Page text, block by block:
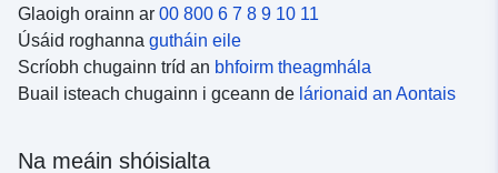
Glaoigh orainn ar 00 800 6 7 8 9 10 11
Úsáid roghanna gutháin eile
Scríobh chugainn tríd an bhfoirm theagmhála
Buail isteach chugainn i gceann de lárionaid an Aontais
Na meáin shóisialta